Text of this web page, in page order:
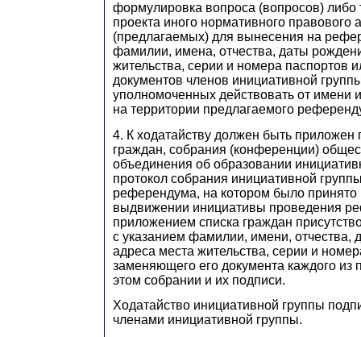
формулировка вопроса (вопросов) либо
проекта иного нормативного правового
(предлагаемых) для вынесения на
фамилии, имена, отчества, даты
жительства, серии и номера паспортов
документов членов инициативной
уполномоченных действовать от имени
на территории предлагаемого
4. К ходатайству должен быть приложен
граждан, собрания (конференции)
объединения об образовании
протокол собрания инициативной
референдума, на котором было
выдвижении инициативы проведения
приложением списка граждан
с указанием фамилии, имени, отчества,
адреса места жительства, серии и
заменяющего его документа каждого из
этом собрании и их подписи.
Ходатайство инициативной группы
членами инициативной группы.